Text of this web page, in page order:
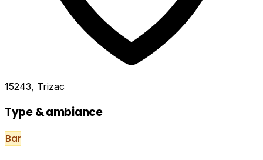
15243, Trizac
Type & ambiance
Bar